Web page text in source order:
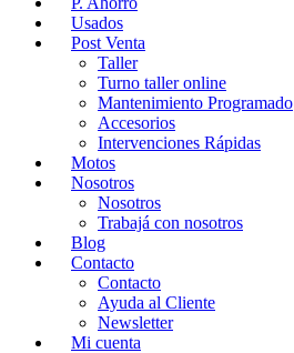
Usados
Post Venta
Taller
Turno taller online
Mantenimiento Programado
Accesorios
Intervenciones Rápidas
Motos
Nosotros
Nosotros
Trabajá con nosotros
Blog
Contacto
Contacto
Ayuda al Cliente
Newsletter
Mi cuenta